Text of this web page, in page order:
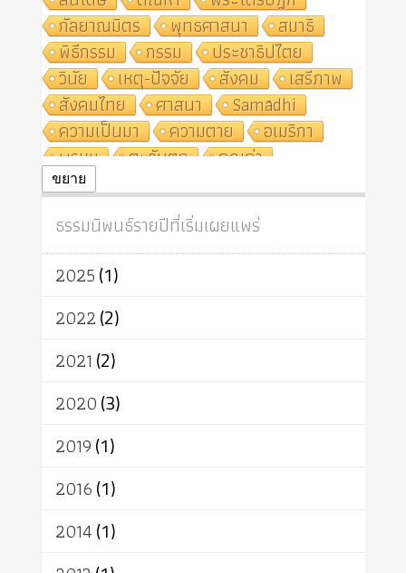
กัลยาณมิตร
พุทธศาสนา
สมาธิ
พิธีกรรม
กรรม
ประชาธิปไตย
วินัย
เหตุ-ปัจจัย สังคม
เสรีภาพ
สังคมไทย
ศาสนา
Samādhi
ความเป็นมา
ความตาย
อเมริกา
พรหม
ตะวันตก
คุณค่า
ปฏิจจสมุปบาท
ศาสนาประจำชาติ
อินเดีย
ผู้บริโภค
ธรรมาธิปไตย
จักร
การแยกรัฐกับศาสนา
ธรรมชาติ
เทคโนโลยี
สิทธิ
พุทธบริษัท
อัตถะ
เทวดา
ขยาย
ธรรมนิพนธ์รายปีที่เริ่มเผยแพร่
2025(1)
2022(2)
2021 (2)
2020(3)
2019(1)
2016(1)
2014(1)